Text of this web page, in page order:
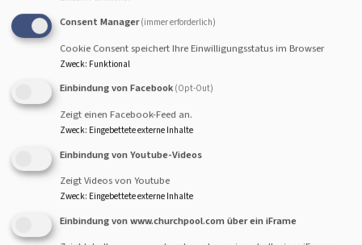
welche Lizenz gilt: nicht verwenden.
Creative Commons (CC) –
Übersicht und Hinweise
Creative Commons ist ein Lizenzsystem mit
standardisierten Bedingungen. Häufige Bausteine:
BY (Attribution): Namensnennung ist Pflicht.
Consent Manager (immer erforderlich)
Cookie Consent speichert Ihre Einwilligungsstatus im Browser
Zweck: Funktional
Einbindung von Facebook (Opt-Out)
Zeigt einen Facebook-Feed an.
Zweck: Eingebettete externe Inhalte
Einbindung von Youtube-Videos
Zeigt Videos von Youtube
Zweck: Eingebettete externe Inhalte
Einbindung von www.churchpool.com über ein iFrame